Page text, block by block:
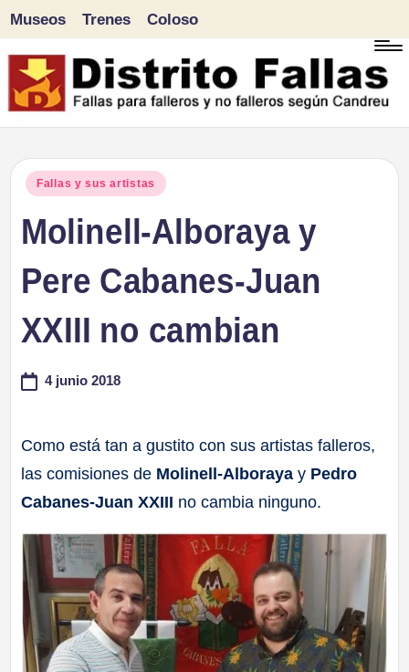
Saltar
al
Museos Trenes Coloso
Publicado
Fallas y sus artistas
Molinell-Alboraya y
Pere Cabanes-Juan
XXIII no cambian
4 junio 2018
Como está tan a gustito con sus artistas falleros,
las comisiones de Molinell-Alboraya y Pedro
Cabanes-Juan XXIII no cambia ninguno.